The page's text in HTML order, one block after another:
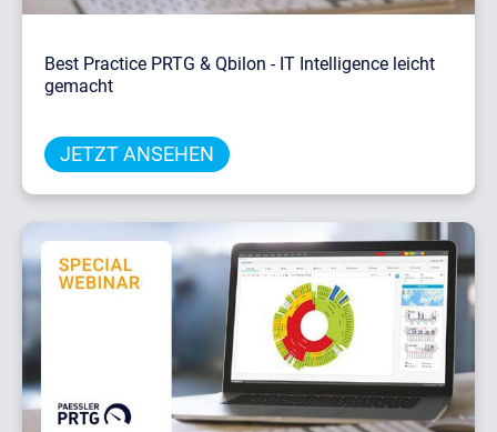
Best Practice PRTG & Qbilon - IT Intelligence leicht
gemacht
JETZT ANSEHEN